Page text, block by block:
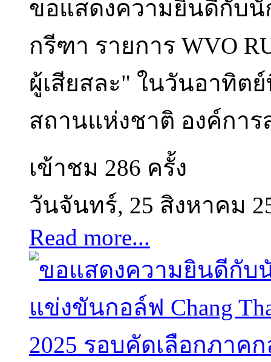
ขอแสดงความยินดีกับนั
กรีฑา รายการ WVO
ผู้เสียสละ" ในวันอาทิต
สถานแห่งชาติ องค์การ
เข้าชม 286 ครั้ง
วันจันทร์, 25 สิงหาคม
Read more...